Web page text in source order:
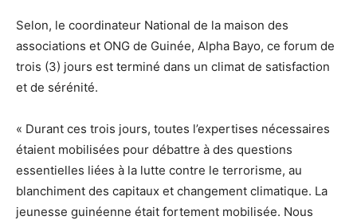
Selon, le coordinateur National de la maison des
associations et ONG de Guinée, Alpha Bayo, ce forum de
trois (3) jours est terminé dans un climat de satisfaction
et de sérénité.
« Durant ces trois jours, toutes l’expertises nécessaires
étaient mobilisées pour débattre à des questions
essentielles liées à la lutte contre le terrorisme, au
blanchiment des capitaux et changement climatique. La
jeunesse guinéenne était fortement mobilisée. Nous